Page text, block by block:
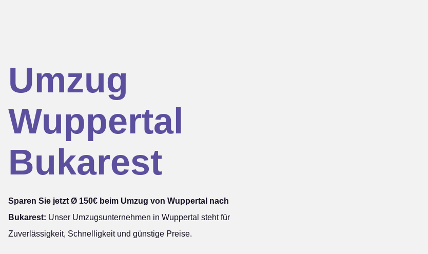
Umzug
Wuppertal
Bukarest
Sparen Sie jetzt Ø 150€ beim Umzug von Wuppertal nach
Bukarest: Unser Umzugsunternehmen in Wuppertal steht für
Zuverlässigkeit, Schnelligkeit und günstige Preise.